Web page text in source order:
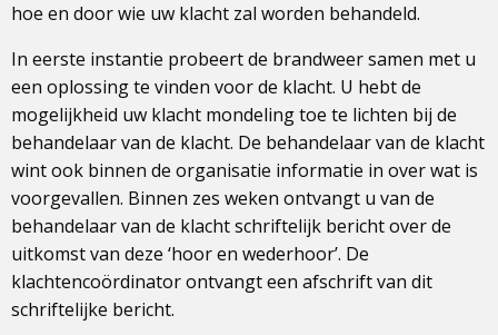
hoe en door wie uw klacht zal worden behandeld.
In eerste instantie probeert de brandweer samen met u
een oplossing te vinden voor de klacht. U hebt de
mogelijkheid uw klacht mondeling toe te lichten bij de
behandelaar van de klacht. De behandelaar van de klacht
wint ook binnen de organisatie informatie in over wat is
voorgevallen. Binnen zes weken ontvangt u van de
behandelaar van de klacht schriftelijk bericht over de
uitkomst van deze ‘hoor en wederhoor’. De
klachtencoördinator ontvangt een afschrift van dit
schriftelijke bericht.